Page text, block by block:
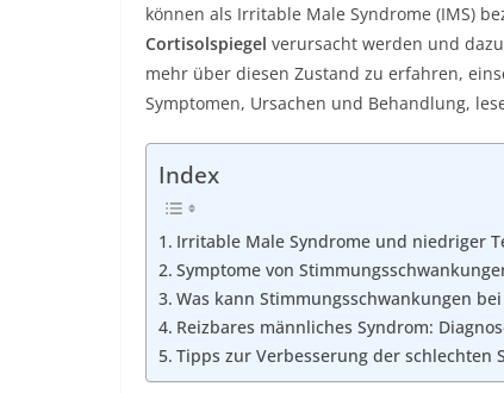
können als Irritable Male Syndrome (IMS)
Cortisolspiegel verursacht werden und
mehr über diesen Zustand zu erfahren,
Symptomen, Ursachen und Behandlung,
Index
Irritable Male Syndrome und niedriger
Symptome von
Was kann Stimmungsschwankungen
Reizbares männliches Syndrom:
Tipps zur Verbesserung der schlechten